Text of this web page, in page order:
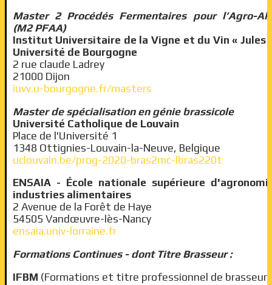
Master 2 Procédés Fermentaires pour l’Agro-
(M2 PFAA)
Institut Universitaire de la Vigne et du Vin « Jules
Université de Bourgogne
2 rue claude Ladrey
21000 Dijon
iuvv.u-bourgogne.fr/masters
Master de spécialisation en génie brassicole
Université Catholique de Louvain
Place de l'Université 1
1348 Ottignies-Louvain-la-Neuve, Belgique
uclouvain.be/prog-2020-bras2mc-lbras220t
ENSAIA - École nationale supérieure
industries alimentaires
2 Avenue de la Forêt de Haye
54505 Vandœuvre-lès-Nancy
ensaia.univ-lorraine.fr
Formations Continues - dont Titre Brasseur :
IFBM (Formations et titre professionnel de brasseur)